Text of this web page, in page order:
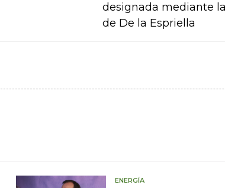
designada mediante
de De la Espriella
ENERGÍA